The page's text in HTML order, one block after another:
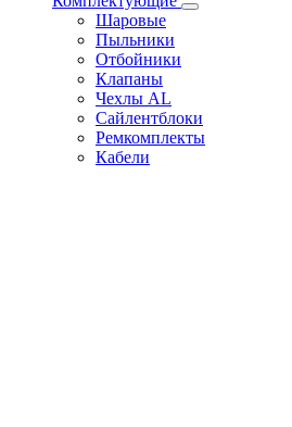
Шаровые
Пыльники
Отбойники
Клапаны
Чехлы AL
Сайлентблоки
Ремкомплекты
Кабели